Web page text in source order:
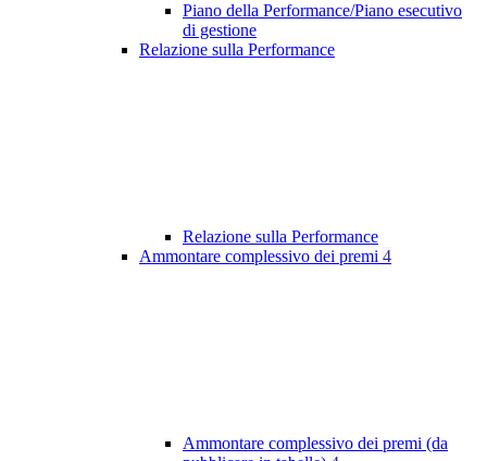
Piano della Performance/Piano esecutivo
di gestione
Relazione sulla Performance
Relazione sulla Performance
Ammontare complessivo dei premi 4
Ammontare complessivo dei premi (da